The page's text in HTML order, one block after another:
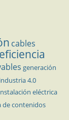
cables
eficiencia
generación
industria 4.0
eléctrica
de contenidos